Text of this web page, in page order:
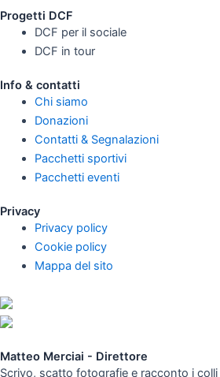
Progetti DCF
DCF per il sociale
DCF in tour
Info & contatti
Chi siamo
Donazioni
Contatti & Segnalazioni
Pacchetti sportivi
Pacchetti eventi
Privacy
Privacy policy
Cookie policy
Mappa del sito
Matteo Merciai - Direttore
Scrivo, scatto fotografie e racconto i